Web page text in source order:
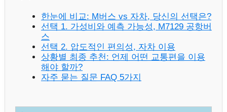
한눈에 비교: M버스 vs 자차, 당신의 선택은?
선택 1. 가성비와 예측 가능성, M7129 공항버
스
선택 2. 압도적인 편의성, 자차 이용
상황별 최종 추천: 언제 어떤 교통편을 이용
해야 할까?
자주 묻는 질문 FAQ 5가지